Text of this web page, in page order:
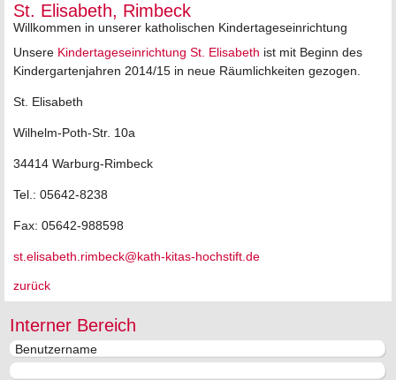
St. Elisabeth, Rimbeck
Willkommen in unserer katholischen Kindertageseinrichtung
Unsere Kindertageseinrichtung St. Elisabeth ist mit Beginn des
Kindergartenjahren 2014/15 in neue Räumlichkeiten gezogen.
St. Elisabeth
Wilhelm-Poth-Str. 10a
34414 Warburg-Rimbeck
Tel.: 05642-8238
Fax: 05642-988598
st.elisabeth.rimbeck@kath-kitas-hochstift.de
zurück
Interner Bereich